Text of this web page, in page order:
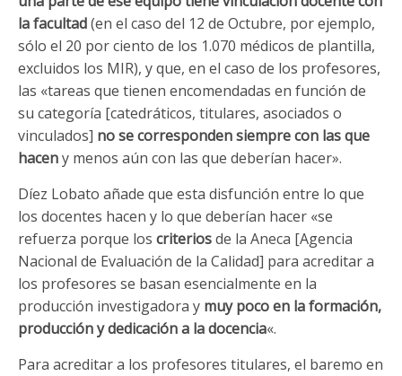
la facultad(en el caso del 12 de Octubre, por ejemplo,
sólo el 20 por ciento de los 1.070 médicos de plantilla,
excluidos los MIR), y que, en el caso de los profesores,
las «tareas que tienen encomendadas en función de
su categoría [catedráticos, titulares, asociados o
vinculados] no se corresponden siempre con las que
haceny menos aún con las que deberían hacer».
Díez Lobato añade que esta disfunción entre lo que
los docentes hacen y lo que deberían hacer «se
refuerza porque los criteriosde la Aneca [Agencia
Nacional de Evaluación de la Calidad] para acreditar a
los profesores se basan esencialmente en la
producción investigadora y muy poco en la formación,
producción y dedicación a la docencia«.
Para acreditar a los profesores titulares, el baremo en